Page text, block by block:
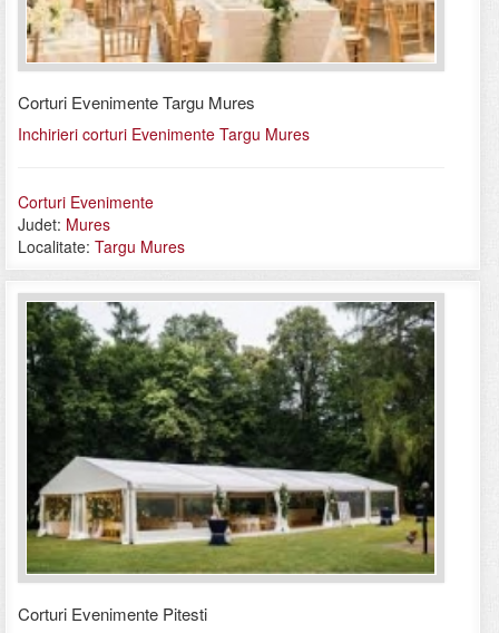
Corturi Evenimente Targu Mures
Inchirieri corturi Evenimente Targu Mures
Corturi Evenimente
Judet: Mures
Localitate: Targu Mures
Corturi Evenimente Pitesti